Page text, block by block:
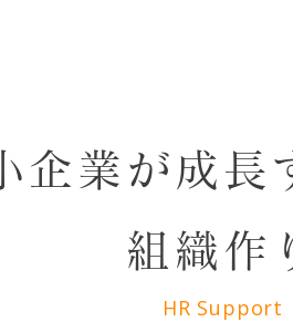
企業が成長
組織作
HR Support